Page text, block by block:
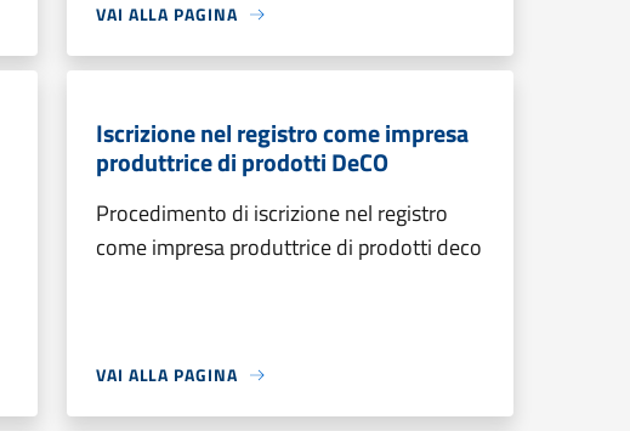
VAI ALLA PAGINA
Iscrizione nel registro come impresa
produttrice di prodotti DeCO
Procedimento di iscrizione nel registro
come impresa produttrice di prodotti deco
VAI ALLA PAGINA